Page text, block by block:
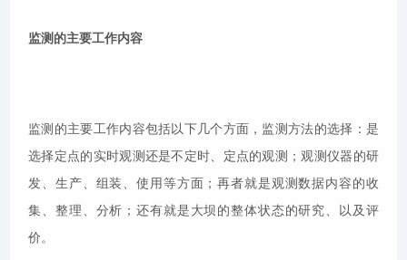
监测的主要工作内容
监测的主要工作内容包括以下几个方面，监测方法的选择：是
选择定点的实时观测还是不定时、定点的观测；观测仪器的研
发、生产、组装、使用等方面；再者就是观测数据内容的收
集、整理、分析；还有就是大坝的整体状态的研究、以及评
价。